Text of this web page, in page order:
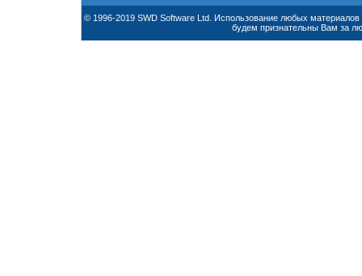
© 1996-2019 SWD Software Ltd. Использование любых
будем признательны Вам за